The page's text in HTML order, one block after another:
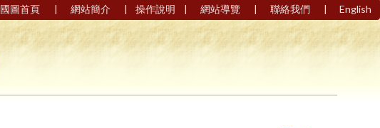
國圖首頁 | 網站簡介 | 操作說明 | 網站導覽 | 聯絡我們 | English